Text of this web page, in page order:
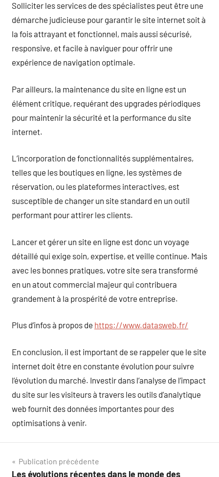
Solliciter les services de des spécialistes peut être une
démarche judicieuse pour garantir le site internet soit à
la fois attrayant et fonctionnel, mais aussi sécurisé,
responsive, et facile à naviguer pour offrir une
expérience de navigation optimale.
Par ailleurs, la maintenance du site en ligne est un
élément critique, requérant des upgrades périodiques
pour maintenir la sécurité et la performance du site
internet.
L’incorporation de fonctionnalités supplémentaires,
telles que les boutiques en ligne, les systèmes de
réservation, ou les plateformes interactives, est
susceptible de changer un site standard en un outil
performant pour attirer les clients.
Lancer et gérer un site en ligne est donc un voyage
détaillé qui exige soin, expertise, et veille continue. Mais
avec les bonnes pratiques, votre site sera transformé
en un atout commercial majeur qui contribuera
grandement à la prospérité de votre entreprise.
Plus d’infos à propos de https://www.datasweb.fr/
En conclusion, il est important de se rappeler que le site
internet doit être en constante évolution pour suivre
l’évolution du marché. Investir dans l’analyse de l’impact
du site sur les visiteurs à travers les outils d’analytique
web fournit des données importantes pour des
optimisations à venir.
Navigation
Publication précédente
Les évolutions récentes dans le monde des